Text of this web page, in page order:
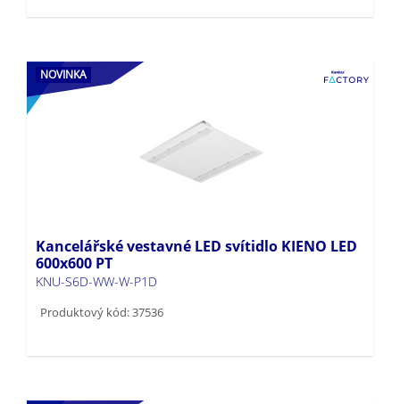
NOVINKA
Kancelářské vestavné LED svítidlo KIENO LED
600x600 PT
KNU-S6D-WW-W-P1D
Produktový kód: 37536